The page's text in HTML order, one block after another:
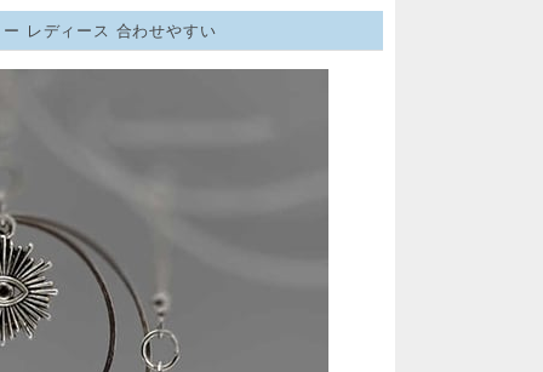
レディース 合わせやすい